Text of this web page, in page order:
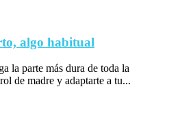
algo habitual
la parte más dura de toda la
de madre y adaptarte a tu...